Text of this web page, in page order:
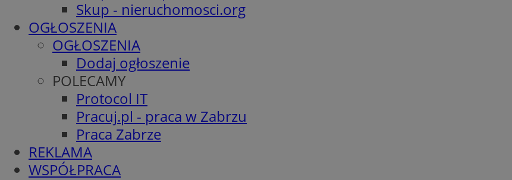
Skup - nieruchomosci.org
OGŁOSZENIA
OGŁOSZENIA
Dodaj ogłoszenie
POLECAMY
Protocol IT
Pracuj.pl - praca w Zabrzu
Praca Zabrze
REKLAMA
WSPÓŁPRACA